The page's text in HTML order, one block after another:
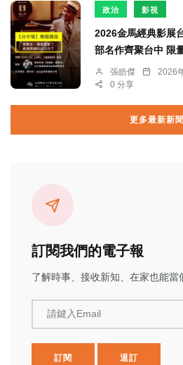
政治 影視
2026金馬經典影展
部名作齊聚台中 限
張皓傑 2026
0 分享
更多最新新聞
訂閱我們的電子報
了解時事、接收新知、在家也能當
請鍵入Email
訂閱 退訂